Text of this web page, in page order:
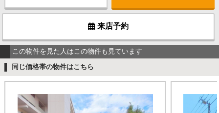
来店予約
この物件を見た人はこの物件も見ています
同じ価格帯の物件はこちら